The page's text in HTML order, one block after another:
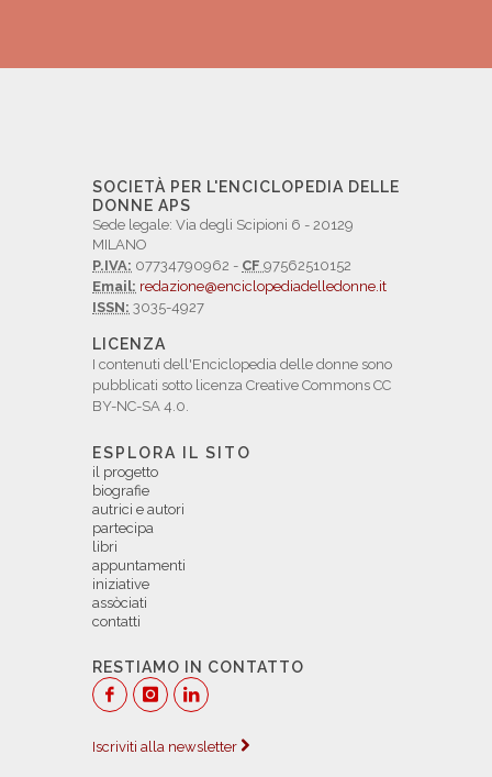
SOCIETÀ PER L'ENCICLOPEDIA DELLE
DONNE APS
Sede legale: Via degli Scipioni 6 - 20129
MILANO
P.IVA: 07734790962 - CF 97562510152
Email: redazione@enciclopediadelledonne.it
ISSN: 3035-4927
LICENZA
I contenuti dell'Enciclopedia delle donne sono
pubblicati sotto licenza Creative Commons CC
BY-NC-SA 4.0.
ESPLORA IL SITO
il progetto
biografie
autrici e autori
partecipa
libri
appuntamenti
iniziative
assòciati
contatti
RESTIAMO IN CONTATTO
Iscriviti alla newsletter